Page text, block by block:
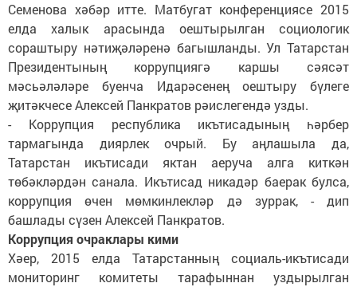
Семенова хәбәр итте. Матбугат конференциясе 2015
елда халык арасында оештырылган социологик
сораштыру нәтиҗәләренә багышланды. Ул Татарстан
Президентының коррупциягә каршы сәясәт
мәсьәләләре буенча Идарәсенең оештыру бүлеге
җитәкчесе Алексей Панкратов рәислегендә узды.
- Коррупция республика икътисадының һәрбер
тармагында диярлек очрый. Бу аңлашыла да,
Татарстан икътисади яктан аеруча алга киткән
төбәкләрдән санала. Икътисад никадәр баерак булса,
коррупция өчен мөмкинлекләр дә зуррак, - дип
башлады сүзен Алексей Панкратов.
Коррупция очраклары кими
Хәер, 2015 елда Татарстанның социаль-икътисади
мониторинг комитеты тарафыннан уздырылган